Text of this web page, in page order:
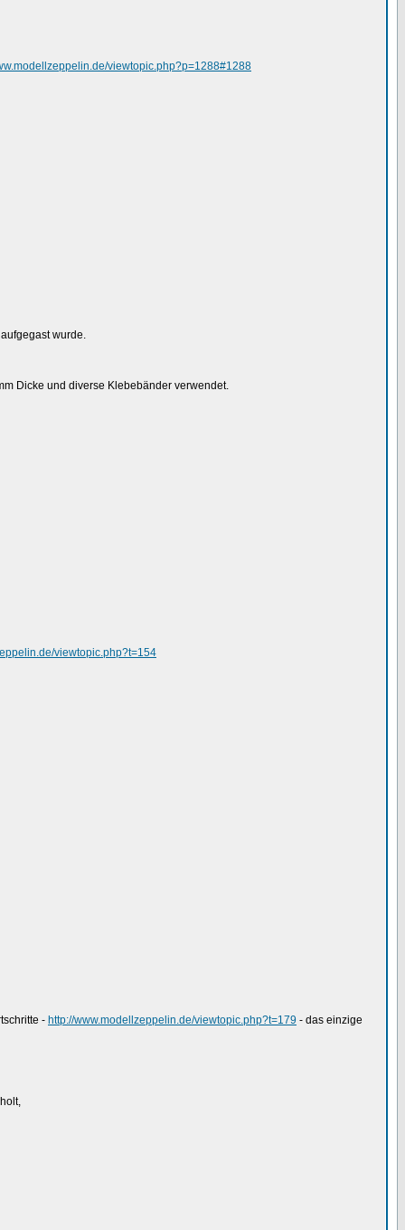
viewtopic.php?p=1288#1288
wurde.
Dicke und diverse Klebebänder verwendet.
viewtopic.php?t=154
- http://www.modellzeppelin.de/viewtopic.php?t=179 - das einzige